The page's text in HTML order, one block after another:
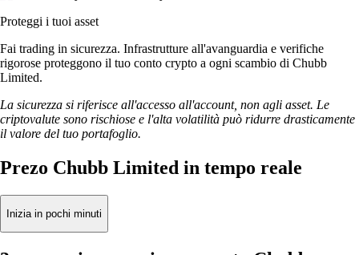
Proteggi i tuoi asset
Fai trading in sicurezza. Infrastrutture all'avanguardia e verifiche
rigorose proteggono il tuo conto crypto a ogni scambio di Chubb
Limited.
La sicurezza si riferisce all'accesso all'account, non agli asset. Le
criptovalute sono rischiose e l'alta volatilità può ridurre drasticamente
il valore del tuo portafoglio.
Prezo Chubb Limited in tempo reale
Inizia in pochi minuti